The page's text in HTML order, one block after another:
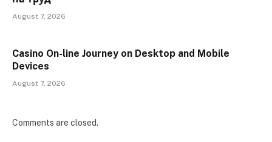
August 7, 2026
Casino On-line Journey on Desktop and Mobile
Devices
August 7, 2026
Comments are closed.